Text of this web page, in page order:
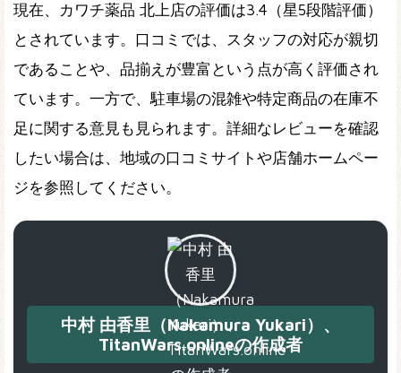
現在、カワチ薬品 北上店の評価は3.4（星5段階評価）
とされています。口コミでは、スタッフの対応が親切
であることや、品揃えが豊富という点が高く評価され
ています。一方で、駐車場の混雑や特定商品の在庫不
足に関する意見も見られます。詳細なレビューを確認
したい場合は、地域の口コミサイトや店舗ホームペー
ジを参照してください。
中村 由香里（Nakamura Yukari）、
TitanWars.onlineの作成者